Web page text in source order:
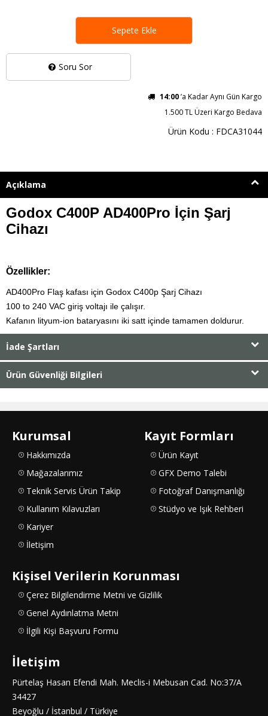
Soru Sor
14:00’a Kadar Aynı Gün Kargo
1.500 TL Üzeri Kargo Bedava
Ürün Kodu : FDCA31044
Sepete Ekle
Açıklama
Godox C400P AD400Pro İçin Şarj
Cihazı
Özellikler:
AD400Pro Flaş kafası için Godox C400p Şarj Cihazı
100 to 240 VAC giriş voltajı ile çalışır.
Kafanın lityum-ion bataryasını iki satt içinde tamamen doldurur.
İade Şartları
Ürün Güvenliği Bilgileri
Kurumsal
Hakkımızda
Mağazalarımız
Teknik Servis Ürün Takip
Kullanım Kılavuzları
Kariyer
İletişim
Kayıt Formları
Ürün Kayıt
GFX Demo Talebi
Fotoğraf Danışmanlığı
Stüdyo ve Işık Rehberi
Kişisel Verilerin Korunması
Çerez Bilgilendirme Metni ve Gizlilik
Genel Aydınlatma Metni
İlgili Kişi Başvuru Formu
İletişim
Pürtelaş Hasan Efendi Mah. Meclis-i Mebusan Cad. No:37/A
34427
Beyoğlu / İstanbul / Türkiye